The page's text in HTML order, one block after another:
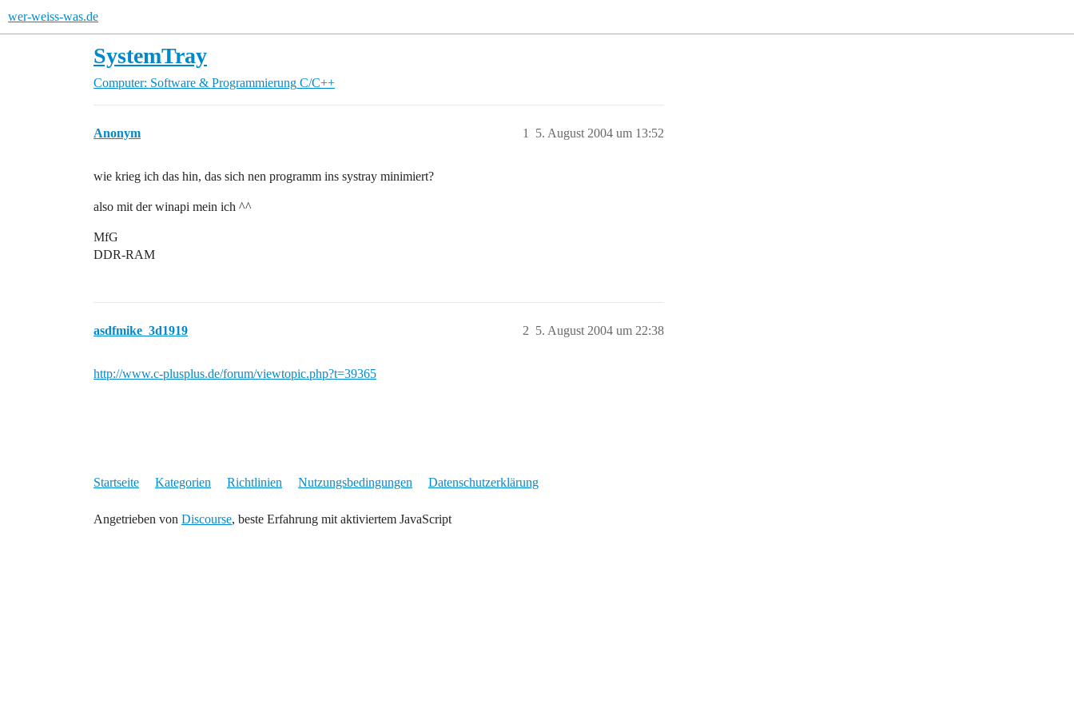
wer-weiss-was.de
SystemTray
Computer: Software & Programmierung C/C++
Anonym 5. August 2004 um 13:52
1
wie krieg ich das hin, das sich nen programm ins systray minimiert?
also mit der winapi mein ich ^^
MfG
DDR-RAM
asdfmike_3d1919 5. August 2004 um 22:38
2
http://www.c-plusplus.de/forum/viewtopic.php?t=39365
Startseite Kategorien Richtlinien Nutzungsbedingungen Datenschutzerklärung
Angetrieben von Discourse, beste Erfahrung mit aktiviertem JavaScript